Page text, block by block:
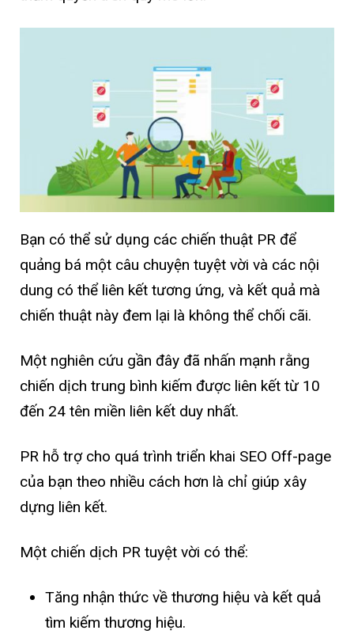
Bạn có thể sử dụng các chiến thuật PR để
quảng bá một câu chuyện tuyệt vời và các nội
dung có thể liên kết tương ứng, và kết quả mà
chiến thuật này đem lại là không thể chối cãi.
Một nghiên cứu gần đây đã nhấn mạnh rằng
chiến dịch trung bình kiếm được liên kết từ 10
đến 24 tên miền liên kết duy nhất.
PR hỗ trợ cho quá trình triển khai SEO Off-page
của bạn theo nhiều cách hơn là chỉ giúp xây
dựng liên kết.
Một chiến dịch PR tuyệt vời có thể:
Tăng nhận thức về thương hiệu và kết quả
tìm kiếm thương hiệu.